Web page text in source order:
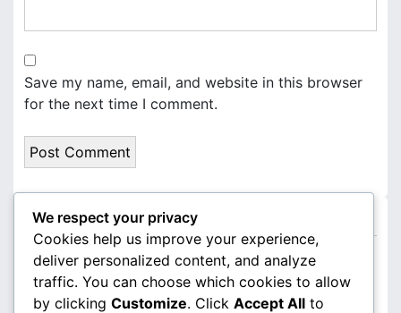
Save my name, email, and website in this browser
for the next time I comment.
Odkazy
Procházet
Kontaktujte nás
We respect your privacy
Cookies help us improve your experience,
deliver personalized content, and analyze
traffic. You can choose which cookies to allow
by clicking Customize. Click Accept All to